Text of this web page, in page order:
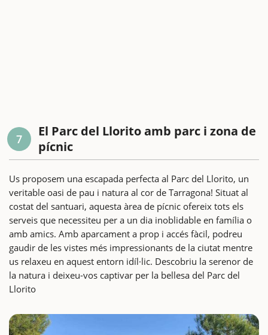
7
El Parc del Llorito amb parc i zona de
pícnic
Us proposem una escapada perfecta al Parc del Llorito, un
veritable oasi de pau i natura al cor de Tarragona! Situat al
costat del santuari, aquesta àrea de pícnic ofereix tots els
serveis que necessiteu per a un dia inoblidable en família o
amb amics. Amb aparcament a prop i accés fàcil, podreu
gaudir de les vistes més impressionants de la ciutat mentre
us relaxeu en aquest entorn idíl·lic. Descobriu la serenor de
la natura i deixeu-vos captivar per la bellesa del Parc del
Llorito